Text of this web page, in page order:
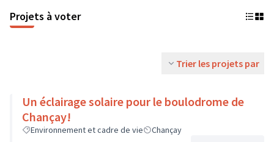
Projets à voter
Trier les projets par
Un éclairage solaire pour le boulodrome de
Chançay!
Environnement et cadre de vie Chançay